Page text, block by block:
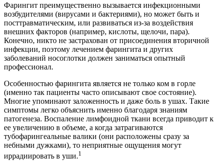
Фарингит преимущественно вызывается инфекционными
возбудителями (вирусами и бактериями), но может быть и
посттравматическим, или развиваться из-за воздействия
внешних факторов (например, кислоты, щелочи, пара).
Конечно, никто не застрахован от присоединения вторичной
инфекции, поэтому лечением фарингита и других
заболеваний носоглотки должен заниматься опытный
профессионал.
Особенностью фарингита является не только ком в горле
(именно так пациенты часто описывают свое состояние).
Многие упоминают заложенность и даже боль в ушах. Такие
симптомы легко объяснить именно благодаря знаниям
патогенеза. Воспаление лимфоидной ткани всегда приводит к
ее увеличению в объеме, а когда затрагиваются
тубофарингеальные валики (они расположены сразу за
небными дужками), то неприятные ощущения могут
иррадиировать в уши.1